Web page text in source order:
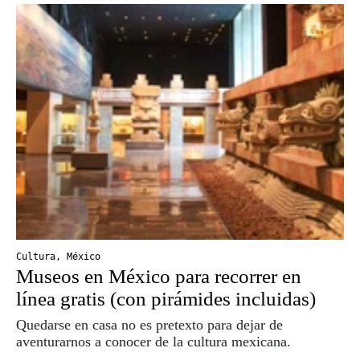
Cultura, México
Museos en México para recorrer en
línea gratis (con pirámides incluidas)
Quedarse en casa no es pretexto para dejar de
aventurarnos a conocer de la cultura mexicana.